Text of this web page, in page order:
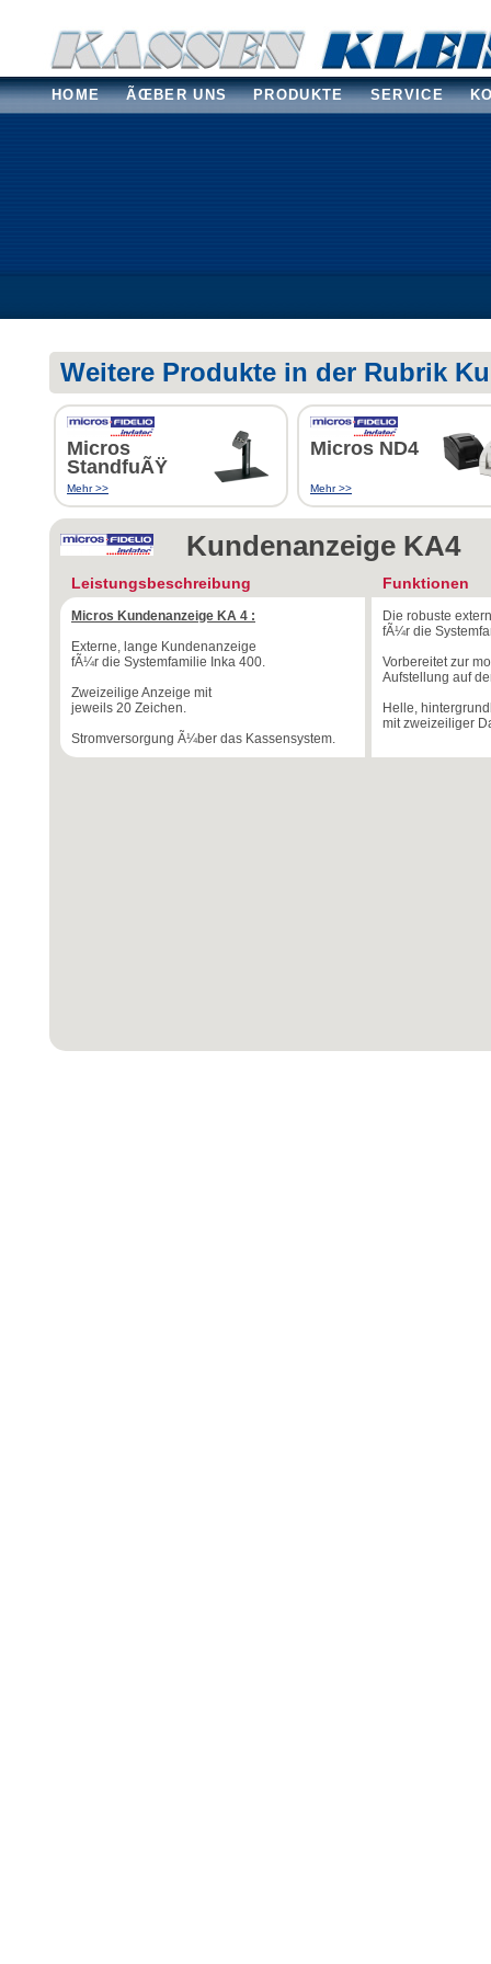
HOME ÃŒBER UNS PRODUKTE SERVICE
Weitere Produkte in der Rubrik
Micros
StandfuÃŸ
Mehr >>
Micros ND4
Mehr >>
Kundenanzeige KA4
Leistungsbeschreibung
Micros Kundenanzeige KA 4 :
Externe, lange Kundenanzeige
fÃ¼r die Systemfamilie Inka 400.
Zweizeilige Anzeige mit
jeweils 20 Zeichen.
Stromversorgung Ã¼ber das Kassensystem.
Funktionen
Die robuste
fÃ¼r die
Vorbereitet zur
Aufstellung auf
Helle,
mit zweizeiliger